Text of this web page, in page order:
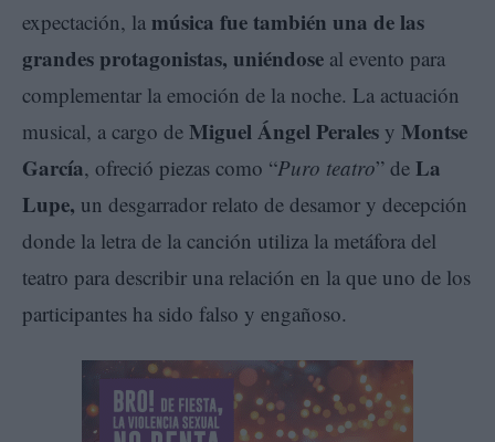
expectación, la música fue también una de las
grandes protagonistas, uniéndose al evento para
complementar la emoción de la noche. La actuación
musical, a cargo de Miguel Ángel Perales y Montse
García, ofreció piezas como “Puro teatro” de La
Lupe, un desgarrador relato de desamor y decepción
donde la letra de la canción utiliza la metáfora del
teatro para describir una relación en la que uno de los
participantes ha sido falso y engañoso.